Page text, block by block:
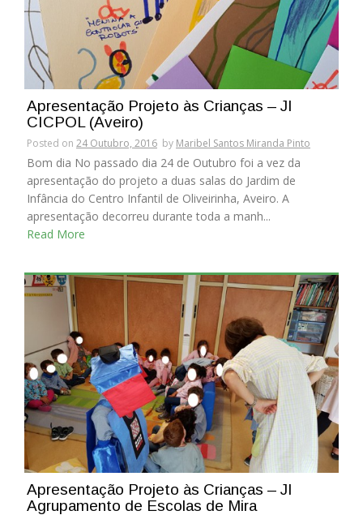
Apresentação Projeto às Crianças – JI
CICPOL (Aveiro)
Posted on 24 Outubro, 2016 by Maribel Santos Miranda Pinto
Bom dia No passado dia 24 de Outubro foi a vez da
apresentação do projeto a duas salas do Jardim de
Infância do Centro Infantil de Oliveirinha, Aveiro. A
apresentação decorreu durante toda a manh...
Read More
Apresentação Projeto às Crianças – JI
Agrupamento de Escolas de Mira